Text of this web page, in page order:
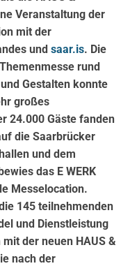
Veranstaltung der
mit der
und saar.is. Die
rund
Gestalten konnte
großes
24.000 Gäste fanden
die Saarbrücker
und dem
das E WERK
Messelocation.
145 teilnehmenden
und Dienstleistung
der neuen HAUS &
nach der